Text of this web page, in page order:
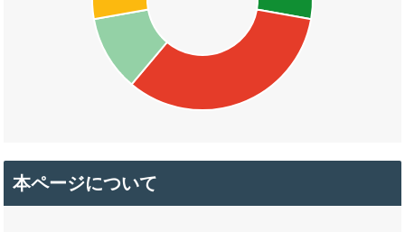
本ページについて